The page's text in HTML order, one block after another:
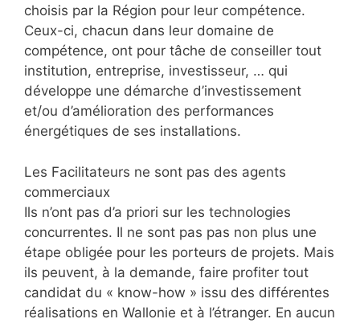
choisis par la Région pour leur compétence.
Ceux-ci, chacun dans leur domaine de
compétence, ont pour tâche de conseiller tout
institution, entreprise, investisseur, … qui
développe une démarche d’investissement
et/ou d’amélioration des performances
énergétiques de ses installations.
Les Facilitateurs ne sont pas des agents
commerciaux
Ils n’ont pas d’a priori sur les technologies
concurrentes. Il ne sont pas pas non plus une
étape obligée pour les porteurs de projets. Mais
ils peuvent, à la demande, faire profiter tout
candidat du « know-how » issu des différentes
réalisations en Wallonie et à l’étranger. En aucun